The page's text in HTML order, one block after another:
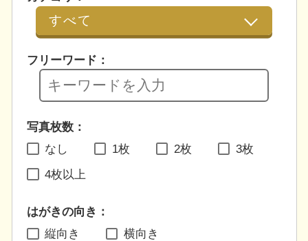
フリーワード：
写真枚数：
なし
1枚 2枚 3枚
4枚以上
はがきの向き：
縦向き
横向き